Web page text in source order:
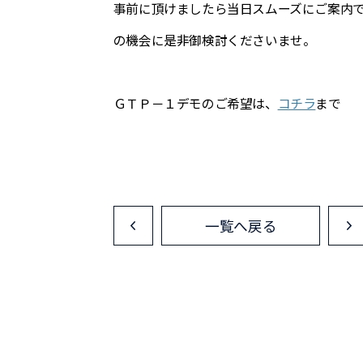
事前に頂けましたら当日スムーズにご案内で
の機会に是非御検討くださいませ。
ＧＴＰ－１デモのご希望は、 コチラまで
<
一覧へ戻る